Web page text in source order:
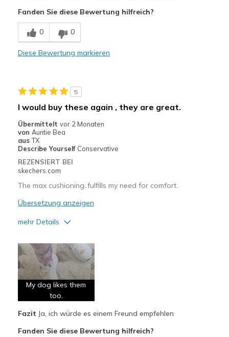
Breathe Well
Comfortable
Geeignete Verwendung
Width
Sizing
Feels true to size
View On Shoes
Fanden Sie diese Bewertung hilfreich?
0 0
Diese Bewertung markieren
5
I would buy these again , they are great.
Übermittelt vor 2 Monaten
von Auntie Bea
aus TX
Describe Yourself Conservative
REZENSIERT BEI
skechers.com
The max cushioning..fulfills my need for comfort.
Übersetzung anzeigen
mehr Details
Attractive Design
Breathe Well
Comfortable
Geeignete Verwendung
Casual Wear
My dog likes them
too.
Fazit Ja, ich würde es einem Freund empfehlen
Fanden Sie diese Bewertung hilfreich?